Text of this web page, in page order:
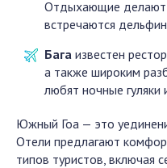
Отдыхающие делают
встречаются
Бага известен
а также широким
любят ночные
Южный Гоа — это
Отели предлагают
типов туристов, включая